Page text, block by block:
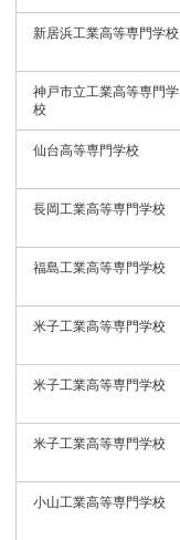
新居浜工業高等専門学校
神戸市立工業高等専門学
校
仙台高等専門学校
長岡工業高等専門学校
福島工業高等専門学校
米子工業高等専門学校
米子工業高等専門学校
米子工業高等専門学校
小山工業高等専門学校